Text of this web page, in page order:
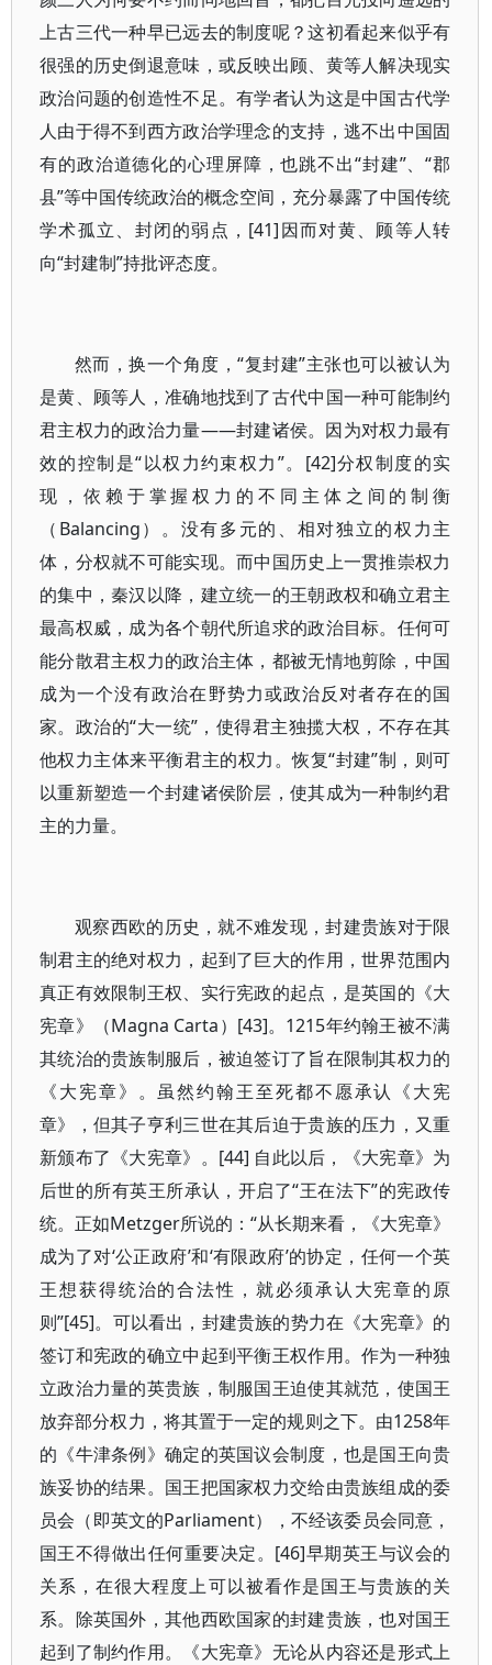
上古三代一种早已远去的制度呢？这初看起来似乎有
很强的历史倒退意味，或反映出顾、黄等人解决现实
政治问题的创造性不足。有学者认为这是中国古代学
人由于得不到西方政治学理念的支持，逃不出中国固
有的政治道德化的心理屏障，也跳不出“封建”、“郡
县”等中国传统政治的概念空间，充分暴露了中国传统
学术孤立、封闭的弱点，[41]因而对黄、顾等人转
向“封建制”持批评态度。
然而，换一个角度，“复封建”主张也可以被认为
是黄、顾等人，准确地找到了古代中国一种可能制约
君主权力的政治力量——封建诸侯。因为对权力最有
效的控制是“以权力约束权力”。[42]分权制度的实
现，依赖于掌握权力的不同主体之间的制衡
（Balancing）。没有多元的、相对独立的权力主
体，分权就不可能实现。而中国历史上一贯推崇权力
的集中，秦汉以降，建立统一的王朝政权和确立君主
最高权威，成为各个朝代所追求的政治目标。任何可
能分散君主权力的政治主体，都被无情地剪除，中国
成为一个没有政治在野势力或政治反对者存在的国
家。政治的“大一统”，使得君主独揽大权，不存在其
他权力主体来平衡君主的权力。恢复“封建”制，则可
以重新塑造一个封建诸侯阶层，使其成为一种制约君
主的力量。
观察西欧的历史，就不难发现，封建贵族对于限
制君主的绝对权力，起到了巨大的作用，世界范围内
真正有效限制王权、实行宪政的起点，是英国的《大
宪章》（Magna Carta）[43]。1215年约翰王被不满
其统治的贵族制服后，被迫签订了旨在限制其权力的
《大宪章》。虽然约翰王至死都不愿承认《大宪
章》，但其子亨利三世在其后迫于贵族的压力，又重
新颁布了《大宪章》。[44] 自此以后，《大宪章》为
后世的所有英王所承认，开启了“王在法下”的宪政传
统。正如Metzger所说的：“从长期来看，《大宪章》
成为了对‘公正政府’和‘有限政府’的协定，任何一个英
王想获得统治的合法性，就必须承认大宪章的原
则”[45]。可以看出，封建贵族的势力在《大宪章》的
签订和宪政的确立中起到平衡王权作用。作为一种独
立政治力量的英贵族，制服国王迫使其就范，使国王
放弃部分权力，将其置于一定的规则之下。由1258年
的《牛津条例》确定的英国议会制度，也是国王向贵
族妥协的结果。国王把国家权力交给由贵族组成的委
员会（即英文的Parliament），不经该委员会同意，
国王不得做出任何重要决定。[46]早期英王与议会的
关系，在很大程度上可以被看作是国王与贵族的关
系。除英国外，其他西欧国家的封建贵族，也对国王
起到了制约作用。《大宪章》无论从内容还是形式上